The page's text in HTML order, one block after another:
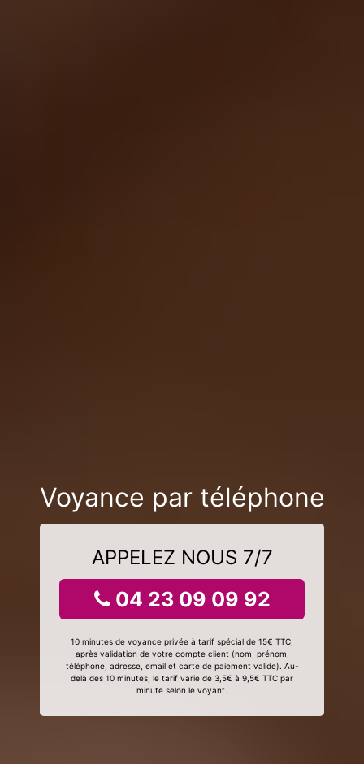
Voyance par téléphone
APPELEZ NOUS 7/7
04 23 09 09 92
10 minutes de voyance privée à tarif spécial de 15€ TTC,
après validation de votre compte client (nom, prénom,
téléphone, adresse, email et carte de paiement valide). Au-
delà des 10 minutes, le tarif varie de 3,5€ à 9,5€ TTC par
minute selon le voyant.